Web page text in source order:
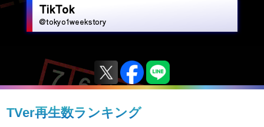
TikTok
@tokyo1weekstory
TVer再生数ランキング